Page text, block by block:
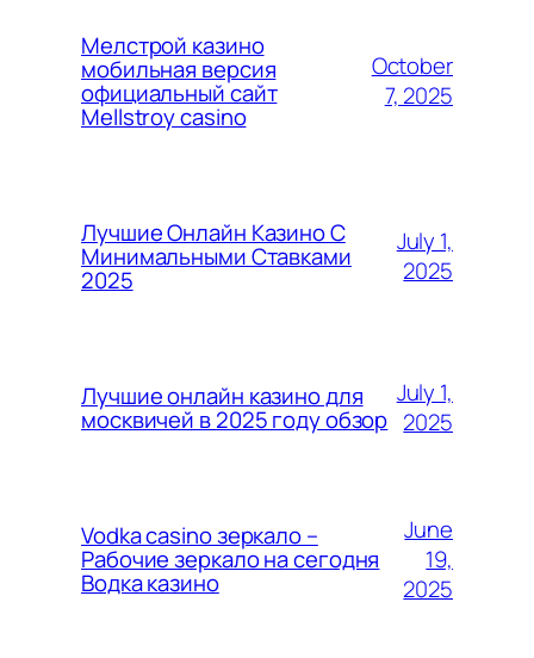
Мелстрой казино
мобильная версия
официальный сайт
Mellstroy casino
October
7, 2025
Лучшие Онлайн Казино С
Минимальными Ставками
2025
July 1,
2025
Лучшие онлайн казино для
москвичей в 2025 году обзор
July 1,
2025
Vodka casino зеркало –
Рабочие зеркало на сегодня
Водка казино
June
19,
2025